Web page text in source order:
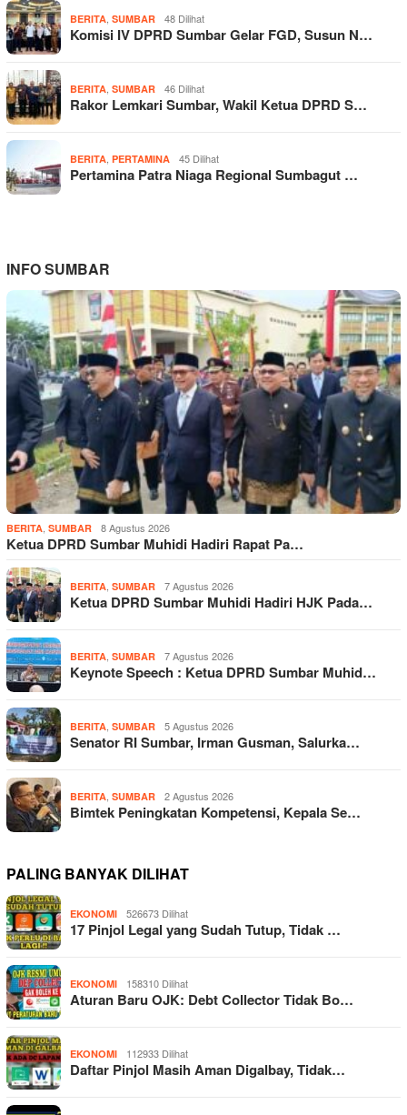
BERITA, SUMBAR 48 Dilihat
Komisi IV DPRD Sumbar Gelar FGD, Susun N…
BERITA, SUMBAR 46 Dilihat
Rakor Lemkari Sumbar, Wakil Ketua DPRD S…
BERITA, PERTAMINA 45 Dilihat
Pertamina Patra Niaga Regional Sumbagut …
INFO SUMBAR
BERITA SUMBAR 8 Agustus 2026
Ketua DPRD Sumbar Muhidi Hadiri Rapat Pa…
BERITA SUMBAR 7 Agustus 2026
Ketua DPRD Sumbar Muhidi Hadiri HJK Pada…
BERITA SUMBAR 7 Agustus 2026
Keynote Speech : Ketua DPRD Sumbar Muhid…
BERITA SUMBAR 5 Agustus 2026
Senator RI Sumbar, Irman Gusman, Salurka…
BERITA SUMBAR 2 Agustus 2026
Bimtek Peningkatan Kompetensi, Kepala Se…
PALING BANYAK DILIHAT
EKONOMI 526673 Dilihat
17 Pinjol Legal yang Sudah Tutup, Tidak …
EKONOMI 158310 Dilihat
Aturan Baru OJK: Debt Collector Tidak Bo…
EKONOMI 112933 Dilihat
Daftar Pinjol Masih Aman Digalbay, Tidak…